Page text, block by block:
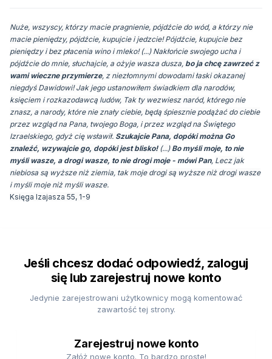
Nuże, wszyscy, którzy macie pragnienie, pójdźcie do wód, a którzy nie
macie pieniędzy, pójdźcie, kupujcie i jedzcie! Pójdźcie, kupujcie bez
pieniędzy i bez płacenia wino i mleko! (...) Nakłońcie swojego ucha i
pójdźcie do mnie, słuchajcie, a ożyje wasza dusza, bo ja chcę zawrzeć z
wami wieczne przymierze, z niezłomnymi dowodami łaski okazanej
niegdyś Dawidowi! Jak jego ustanowiłem świadkiem dla narodów,
księciem i rozkazodawcą ludów, Tak ty wezwiesz naród, którego nie
znasz, a narody, które nie znały ciebie, będą śpiesznie podążać do ciebie
przez wzgląd na Pana, twojego Boga, i przez wzgląd na Świętego
Izraelskiego, gdyż cię wsławił. Szukajcie Pana, dopóki można Go
znaleźć, wzywajcie go, dopóki jest blisko!(...) Bo myśli moje, to nie
myśli wasze, a drogi wasze, to nie drogi moje - mówi Pan, Lecz jak
niebiosa są wyższe niż ziemia, tak moje drogi są wyższe niż drogi wasze
i myśli moje niż myśli wasze.
Księga Izajasza 55, 1-9
Jeśli chcesz dodać odpowiedź, zaloguj
się lub zarejestruj nowe konto
Jedynie zarejestrowani użytkownicy mogą komentować
zawartość tej strony.
Zarejestruj nowe konto
Załóż nowe konto. To bardzo proste!